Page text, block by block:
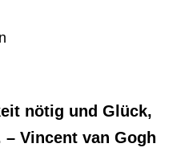
nötig und Glück,
Vincent van Gogh